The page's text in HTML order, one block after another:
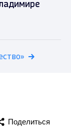
Поделиться